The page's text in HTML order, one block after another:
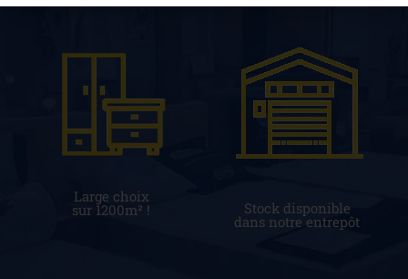
Large choix
sur 1200m² ! Stock disponible
dans notre entrepôt